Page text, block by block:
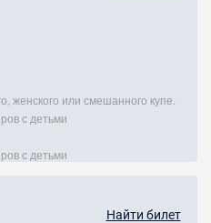
женского или смешанного купе.
с детьми
с детьми
Найти билет